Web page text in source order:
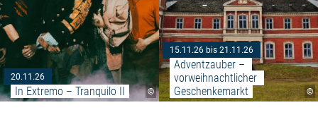
©
20.11.26
In Extremo – Tranquilo II ©
15.11.26 bis 21.11.26
Adventzauber –
vorweihnachtlicher
Geschenkemarkt